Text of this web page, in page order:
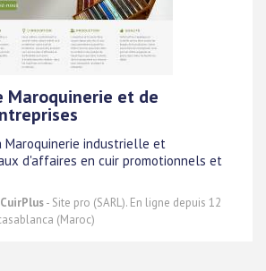
Maroquinerie et de
Maroquinerie industrielle et
d'affaires en cuir promotionnels et
- Site pro (SARL). En ligne depuis 12
(Maroc)